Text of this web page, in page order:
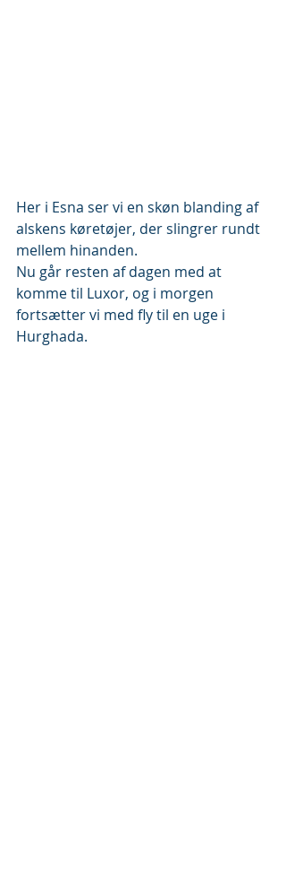
Her i Esna ser vi en skøn blanding af
alskens køretøjer, der slingrer rundt
mellem hinanden.
Nu går resten af dagen med at
komme til Luxor, og i morgen
fortsætter vi med fly til en uge i
Hurghada.